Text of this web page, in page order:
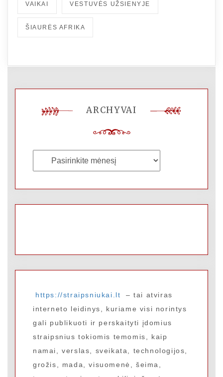
VAIKAI VESTUVĖS UŽSIENYJE
ŠIAURĖS AFRIKA
ARCHYVAI
Archyvai
https://straipsniukai.lt
– tai atviras
interneto leidinys, kuriame visi norintys
gali publikuoti ir perskaityti įdomius
straipsnius tokiomis temomis, kaip
namai, verslas, sveikata, technologijos,
grožis, mada, visuomenė, šeima,